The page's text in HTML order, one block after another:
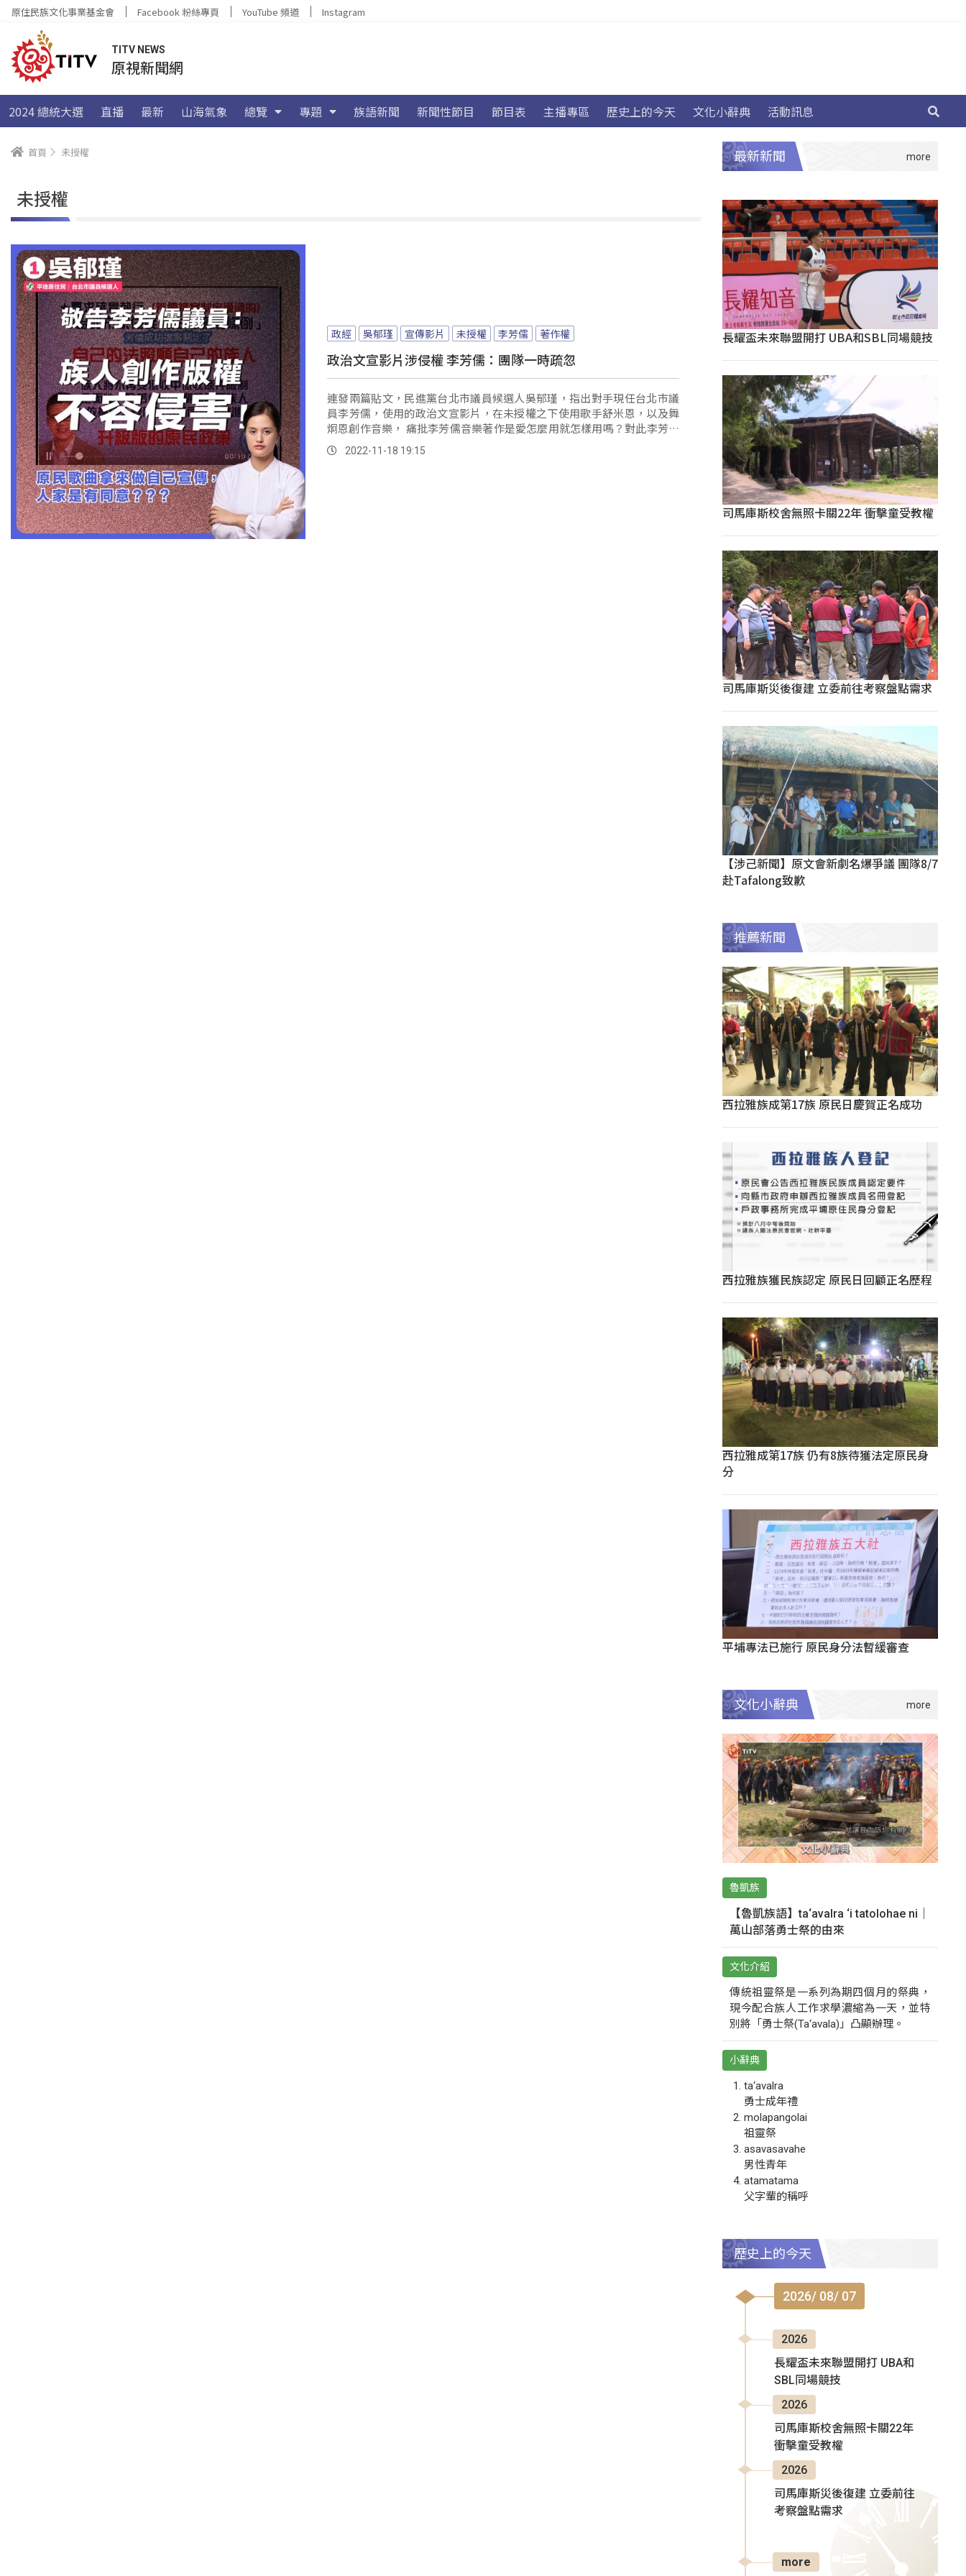
原住民族文化事業基金會 Facebook 粉絲專頁 YouTube 頻道 Instagram
TITV NEWS
原視新聞網
2024 總統大選 直播 最新 山海氣象 總覽 專題 族語新聞 新聞性節目 節目表 主播專區 歷史上的今天 文化小辭典 活動訊息
首頁 未授權
未授權
政經 吳郁瑾 宣傳影片 未授權 李芳儒 著作權
政治文宣影片涉侵權 李芳儒：團隊一時疏忽
連發兩篇貼文，民進黨台北市議員候選人吳郁瑾，指出對手現任台北市議
員李芳儒，使用的政治文宣影片，在未授權之下使用歌手舒米恩，以及舞
炯恩創作音樂， 痛批李芳儒音樂著作是愛怎麼用就怎樣用嗎？對此李芳儒
則表示是團隊一時疏忽，已向唱片公司洽談相關授權事宜。
2022-11-18 19:15
最新新聞
長耀盃未來聯盟開打 UBA和SBL同場競技
司馬庫斯校舍無照卡關22年 衝擊童受教權
司馬庫斯災後復建 立委前往考察盤點需求
【涉己新聞】原文會新劇名爆爭議 團隊8/7
赴Tafalong致歉
推薦新聞
西拉雅族成第17族 原民日慶賀正名成功
西拉雅族獲民族認定 原民日回顧正名歷程
西拉雅成第17族 仍有8族待獲法定原民身
分
平埔專法已施行 原民身分法暫緩審查
文化小辭典
魯凱族
【魯凱族語】ta‘avalra ‘i tatolohae ni｜
萬山部落勇士祭的由來
文化介紹
傳統祖靈祭是一系列為期四個月的祭典，
現今配合族人工作求學濃縮為一天，並特
別將「勇士祭(Ta‘avala)」凸顯辦理。
小辭典
ta‘avalra
勇士成年禮
molapangolai
祖靈祭
asavasavahe
男性青年
atamatama
父字輩的稱呼
歷史上的今天
2026/ 08/ 07
2026
長耀盃未來聯盟開打 UBA和
SBL同場競技
2026
司馬庫斯校舍無照卡關22年
衝擊童受教權
2026
司馬庫斯災後復建 立委前往
考察盤點需求
more